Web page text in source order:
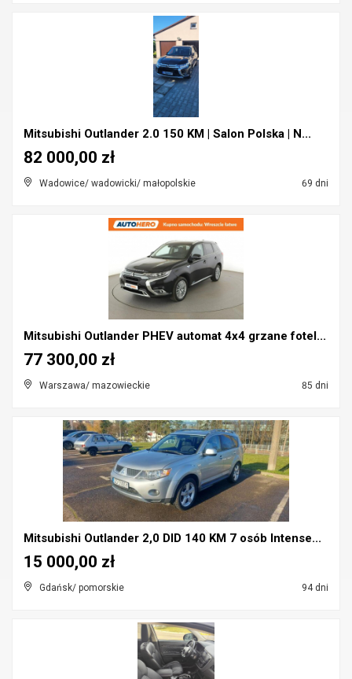
Mitsubishi Outlander 2.0 150 KM | Salon Polska | N...
Wadowice/ wadowicki/ małopolskie 69 dni
82 000,00 zł
Mitsubishi Outlander PHEV automat 4x4 grzane fotel...
Warszawa/ mazowieckie 85 dni
77 300,00 zł
Mitsubishi Outlander 2,0 DID 140 KM 7 osób Intense...
Gdańsk/ pomorskie 94 dni
15 000,00 zł